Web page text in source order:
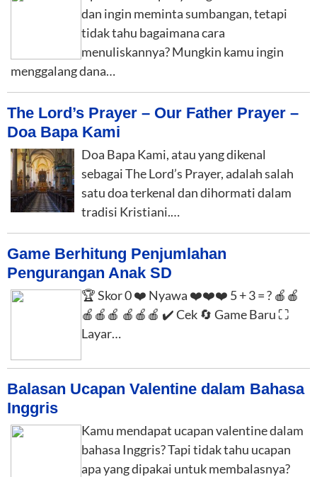
dan ingin meminta sumbangan, tetapi
tidak tahu bagaimana cara
menuliskannya? Mungkin kamu ingin
menggalang dana…
The Lord’s Prayer – Our Father Prayer –
Doa Bapa Kami
Doa Bapa Kami, atau yang dikenal
sebagai The Lord’s Prayer, adalah salah
satu doa terkenal dan dihormati dalam
tradisi Kristiani.…
Game Berhitung Penjumlahan
Pengurangan Anak SD
🏆 Skor 0 ❤️ Nyawa ❤️❤️❤️ 5 + 3 = ? 🍎🍎
🍎🍎🍎 🍎🍎🍎 ✔️ Cek 🔄 Game Baru ⛶
Layar…
Balasan Ucapan Valentine dalam Bahasa
Inggris
Kamu mendapat ucapan valentine dalam
bahasa Inggris? Tapi tidak tahu ucapan
apa yang dipakai untuk membalasnya?